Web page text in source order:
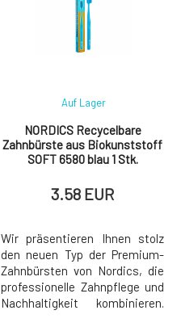
nährende Öle. Die wirksame
Zusammensetzung wird durch
antibakterielle und
antimikrobielle
NORDICS Recycelbare
Zahnbürste aus Biokunststoff
SOFT 6580 blau 1 Stk.
Auf Lager
3.58 EUR
Wir präsentieren Ihnen stolz
den neuen Typ der Premium-
Zahnbürsten von Nordics, die
professionelle Zahnpflege und
Nachhaltigkeit kombinieren.